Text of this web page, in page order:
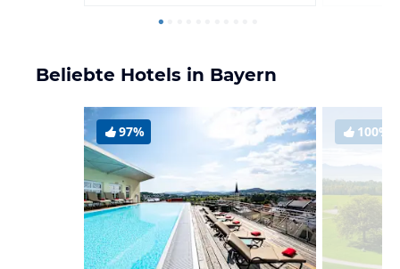
Beliebte Hotels in Bayern
97% 100%